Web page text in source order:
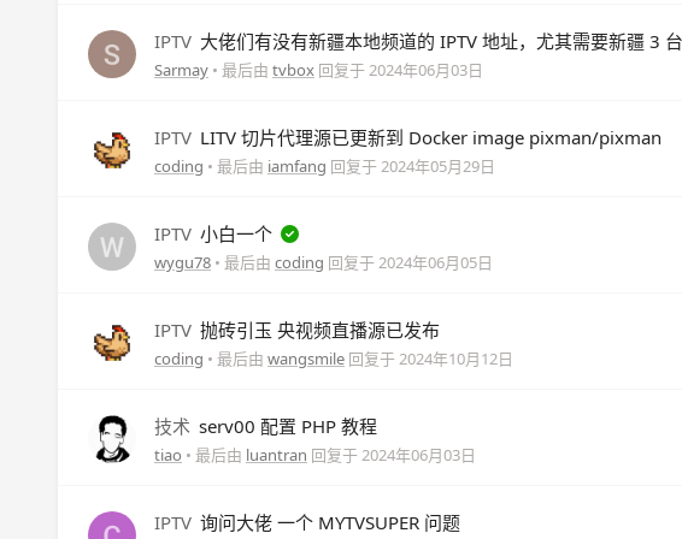
IPTV 大佬们有没有新疆本地频道的 IPTV 地址，尤其需要新疆 3
Sarmay • 最后由 tvbox 回复于2024年06月03日
IPTV LITV 切片代理源已更新到 Docker image pixman/pixman
coding • 最后由 iamfang 回复于2024年05月29日
IPTV 小白一个
wygu78 • 最后由 coding 回复于2024年06月05日
IPTV 抛砖引玉 央视频直播源已发布
coding • 最后由 wangsmile 回复于2024年10月12日
技术 serv00 配置 PHP 教程
tiao • 最后由 luantran 回复于2024年06月03日
IPTV 询问大佬 一个 MYTVSUPER 问题